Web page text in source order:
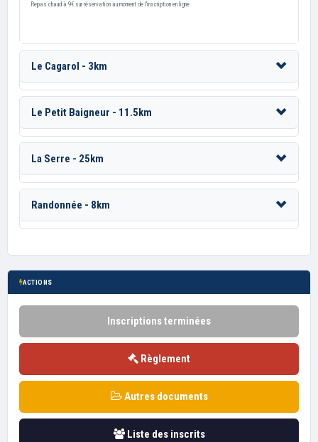
Repas chaud à 9€ sur réservation au moment de l'inscription en ligne
Le Cagarol - 3km
Le Petit Baigneur - 11.5km
La Serre - 25km
Randonnée - 8km
ACTIONS
Inscriptions terminées
Règlement
Autres documents
Liste des inscrits